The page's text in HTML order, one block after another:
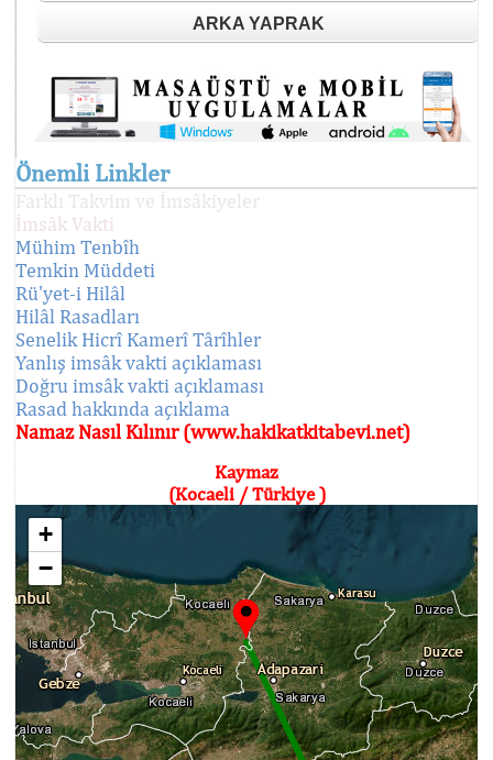
ARKA YAPRAK
Önemli Linkler
Farklı Takvim ve İmsâkiyeler
İmsâk Vakti
Mühim Tenbîh
Temkin Müddeti
Rü'yet-i Hilâl
Hilâl Rasadları
Senelik Hicrî Kamerî Târîhler
Yanlış imsâk vakti açıklaması
Doğru imsâk vakti açıklaması
Rasad hakkında açıklama
Namaz Nasıl Kılınır (www.hakikatkitabevi.net)
Kaymaz
(Kocaeli / Türkiye )
+
−